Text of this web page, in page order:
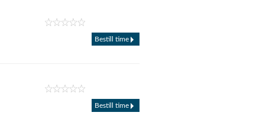
Bestill time
Bestill time